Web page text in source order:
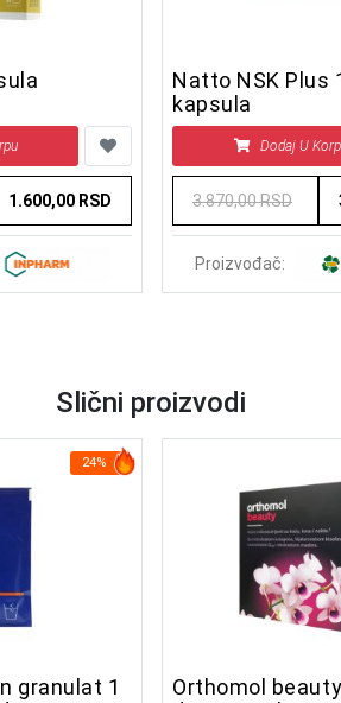
1.600,00 RSD
Natto NSK Plus
kapsula
Dodaj U
3.870,00 RSD
Proizvođač:
Slični proizvodi
24%
granulat 1
Orthomol